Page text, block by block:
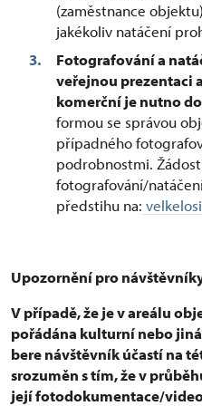
(zaměstnance
jakékoliv natáčení
Fotografování a
veřejnou prezentaci
komerční je nutno
formou se správou
případného
podrobnostmi.
fotografování/
předstihu na:
Upozornění pro
V případě, že je v areálu
pořádána kulturní nebo
bere návštěvník účastí na
srozuměn s tím, že v
její fotodokumentace/